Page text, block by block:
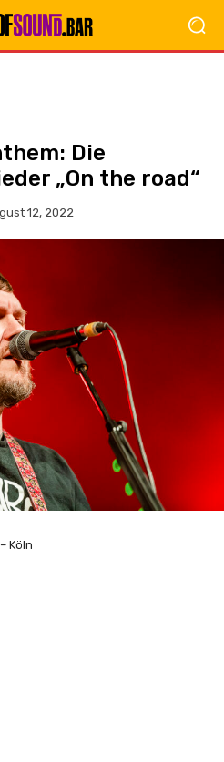
Die
„On the road“
12, 2022
Köln